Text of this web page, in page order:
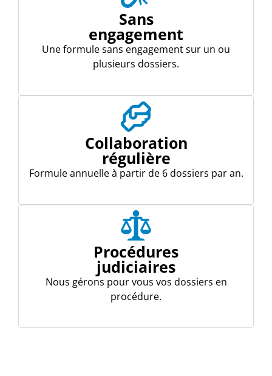
Sans
engagement
Une formule sans engagement sur un ou
plusieurs dossiers.
Collaboration
régulière
Formule annuelle à partir de 6 dossiers par an.
Procédures
judiciaires
Nous gérons pour vous vos dossiers en
procédure.